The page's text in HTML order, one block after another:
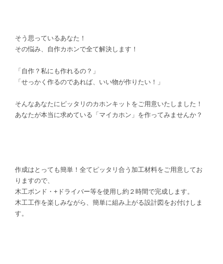
そう思っているあなた！
その悩み、自作カホンで全て解決します！
「自作？私にも作れるの？」
「せっかく作るのであれば、いい物が作りたい！」
そんなあなたにピッタリのカホンキットをご用意いたしました！
あなたが本当に求めている「マイカホン」を作ってみませんか？
作成はとっても簡単！全てピッタリ合う加工材料をご用意してお
りますので、
木工ボンド・+ドライバー等を使用し約２時間で完成します。
木工工作を楽しみながら、簡単に組み上がる設計図をお付けしま
す。